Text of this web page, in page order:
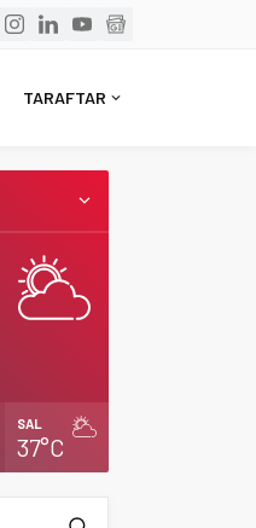
TARAFTAR
SAL
37°C